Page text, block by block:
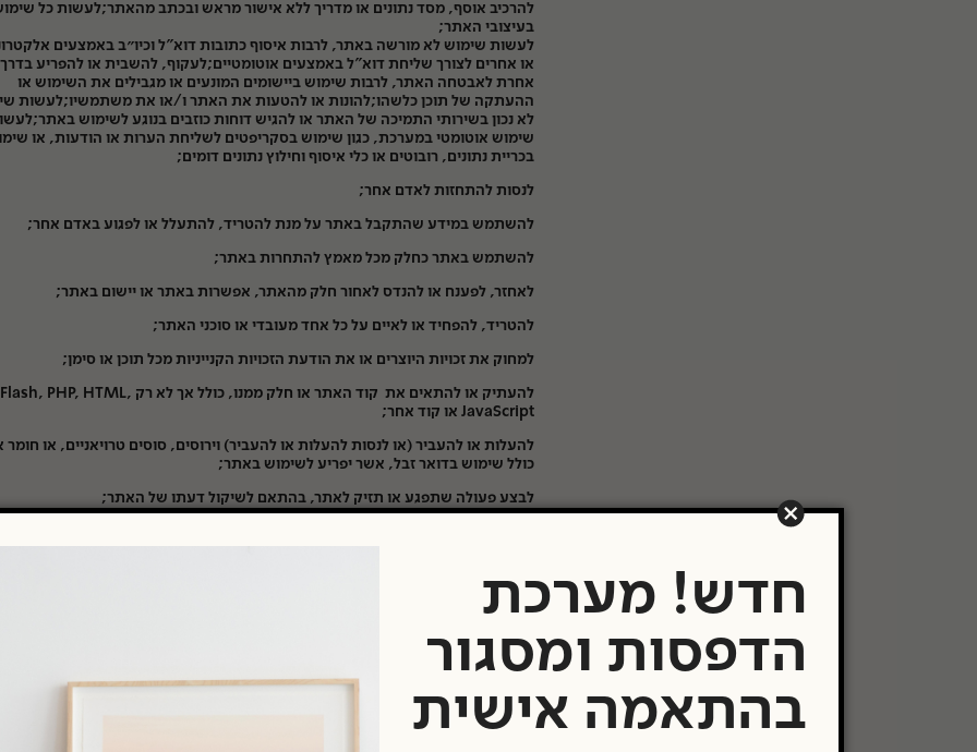
להרכיב אוסף, מסד נתונים או מדריך ללא אישור מראש ובכתב מהאתר;לעשות כל
בעיצובי האתר;
לעשות שימוש לא מורשה באתר, לרבות איסוף כתובות דוא"ל וכיו״ב באמצעים
או אחרים לצורך שליחת דוא"ל באמצעים אוטומטיים;לעקוף, להשבית או להפריע בדרך
אחרת לאבטחה האתר, לרבות שימוש ביישומים המונעים או מגבילים את השימוש או
ההעתקה של תוכן כלשהו;להונות או להטעות את האתר ו/או את משתמשיו;לעשות
לא נכון בשירותי התמיכה של האתר או להגיש דוחות כוזבים בנוגע לשימוש
שימוש אוטומטי במערכת, כגון שימוש בסקריפטים לשליחת הערות או הודעות, או
בכריית נתונים, רובוטים או כלי איסוף וחילוץ נתונים דומים;
לנסות להתחזות לאדם אחר;
להשתמש במידע שהתקבל באתר על מנת להטריד, להתעלל או לפגוע באדם אחר;
להשתמש באתר כחלק מכל מאמץ להתחרות באתר;
לאחזר, לפענח או להנדס לאחור חלק מהאתר, אפשרות באתר או יישום באתר;
להטריד, להפחיד או לאיים על כל אחד מעובדי או סוכני האתר;
למחוק את זכויות היוצרים או את הודעת הזכויות הקנייניות מכל תוכן או סימן;
להעתיק או להתאים את קוד האתר או חלק ממנו, כולל אך לא רק Flash, PHP, HTML,
JavaScript או קוד אחר;
להעלות או להעביר (או לנסות להעלות או להעביר) וירוסים, סוסים טרויאניים, או חומר
כולל שימוש בדואר זבל, אשר יפריע לשימוש באתר;
לבצע פעולה שתפגע או תזיק לאתר, בהתאם לשיקול דעתו של האתר;
זכויותיך לשימוש באתר.
האתר רשאי להשתמש בקישורים לאתרים אחרים ("אתרי צד שלישי") וכן במאמרים,
תמונות, טקסט, גרפיקה, תמונות, עיצובים, מוסיקה, סאונד, וידאו, מידע, אפליקציות,
תוכנה ותכנים או פריטים אחרים השייכים או שמקורם באתרי צד שלישי ("תוכן של צד
שלישי"). אתרי צד שלישי ותוכן של צד שלישי אינם נחקרים, מנוטרים, או נבדקים על ידי
חדש! מערכת
הדפסות ומסגור
בהתאמה אישית